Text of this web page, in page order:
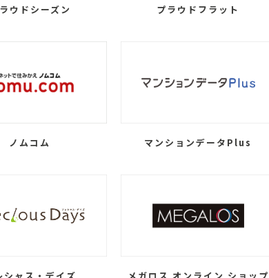
ウドシーズン プラウドフラット
ノムコム マンションデータPlus